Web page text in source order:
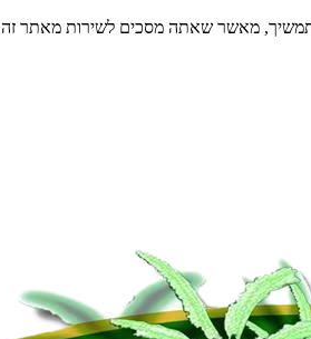
מאשר שאתה מסכים לשירות מאתר זה